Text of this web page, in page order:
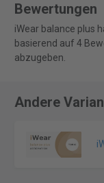
Bewertungen
iWear balance plus
basierend auf 4
abzugeben.
Andere